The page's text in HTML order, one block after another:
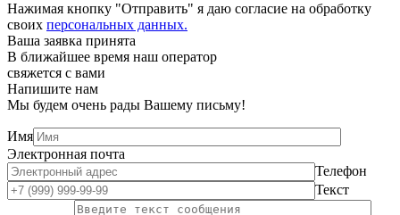
Нажимая кнопку "Отправить" я даю согласие на обработку
своих персональных данных.
Ваша заявка принята
В ближайшее время наш оператор
свяжется с вами
Напишите нам
Мы будем очень рады Вашему письму!
Имя
Электронная почта
Телефон
Текст